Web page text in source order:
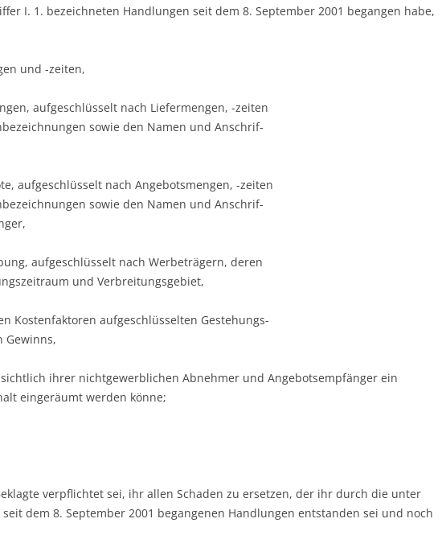
I. 1. bezeichneten Handlungen seit dem 8. September 2001 begangen habe,
und -zeiten,
aufgeschlüsselt nach Liefermengen, -zeiten
sowie den Namen und Anschrif-
aufgeschlüsselt nach Angebotsmengen, -zeiten
sowie den Namen und Anschrif-
aufgeschlüsselt nach Werbeträgern, deren
und Verbreitungsgebiet,
Kostenfaktoren aufgeschlüsselten Gestehungs-
Gewinns,
ihrer nichtgewerblichen Abnehmer und Angebotsempfänger ein
eingeräumt werden könne;
verpflichtet sei, ihr allen Schaden zu ersetzen, der ihr durch die unter
dem 8. September 2001 begangenen Handlungen entstanden sei und noch